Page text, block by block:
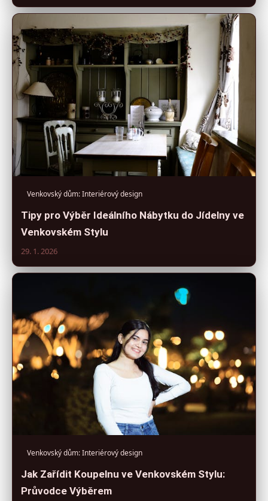
Venkovský dům: Interiérový design
Tipy pro Výběr Ideálního Nábytku do Jídelny ve
Venkovském Stylu
29. 1. 2026
Venkovský dům: Interiérový design
Jak Zařídit Koupelnu ve Venkovském Stylu:
Průvodce Výběrem